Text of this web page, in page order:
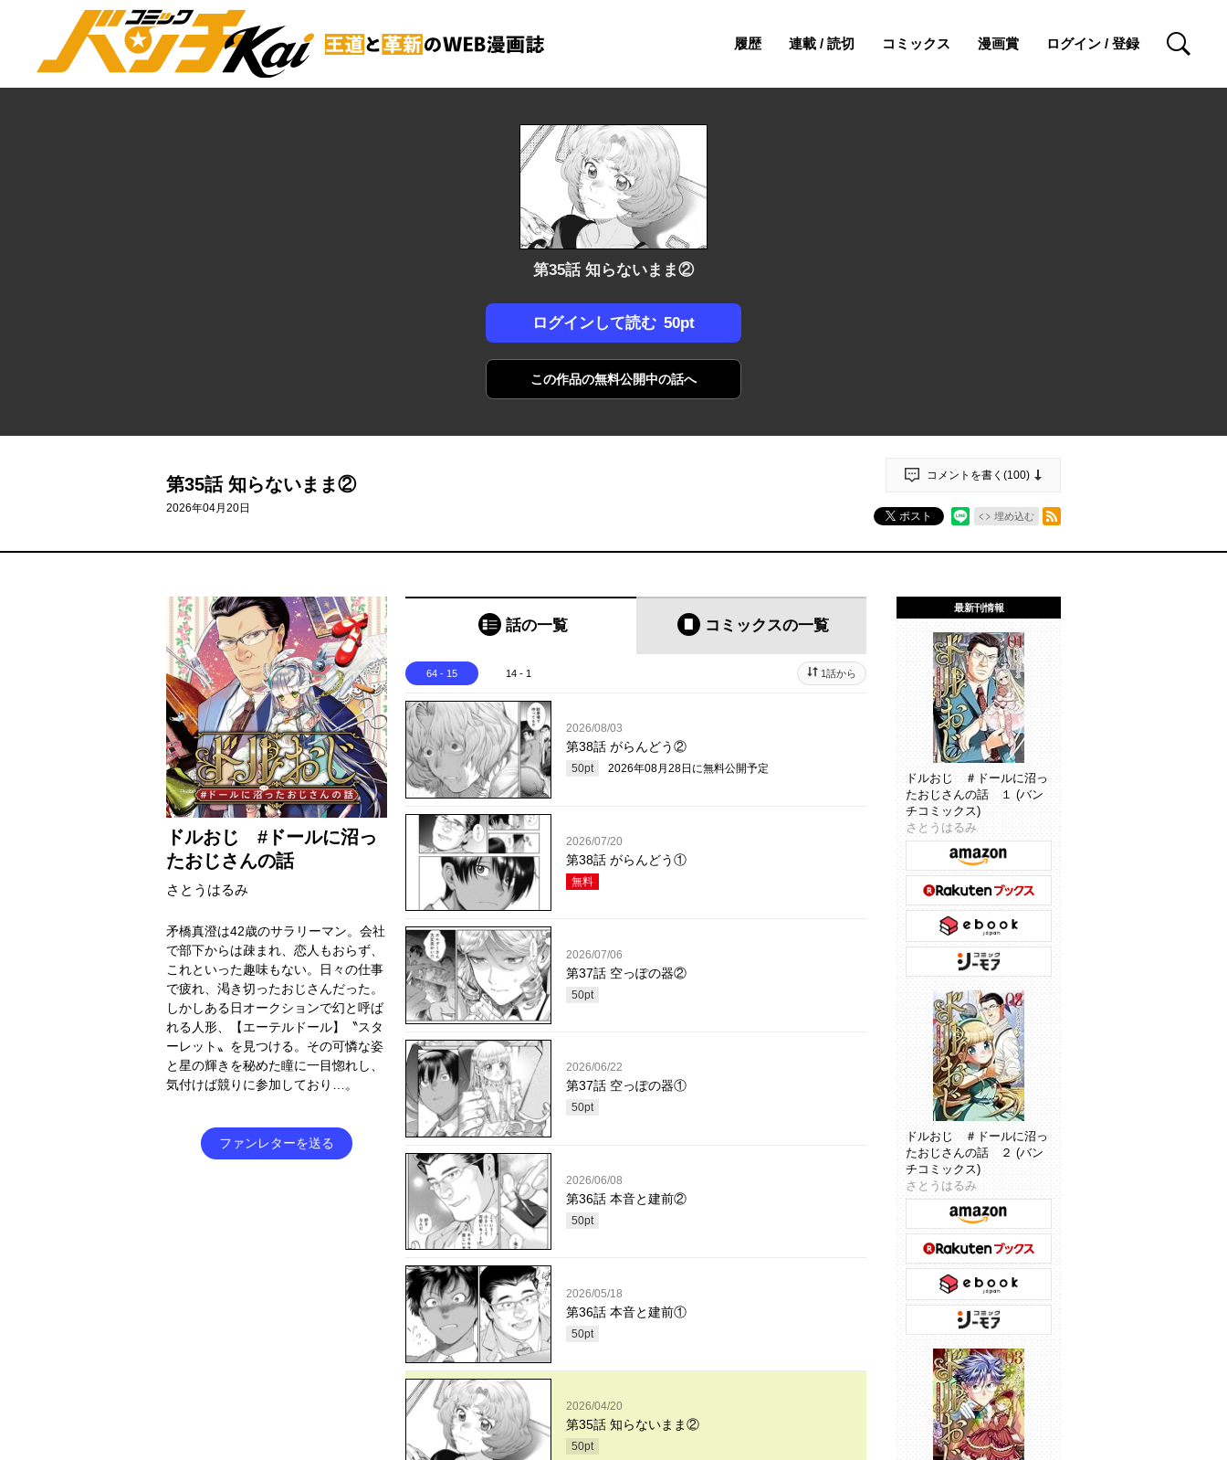
履歴 連載 / 読切 コミックス 漫画賞 ログイン / 登録 検索
第35話 知らないまま②
ログインして読む 50pt
この作品の無料公開中の話へ
第35話 知らないまま②
2026年04月20日
コメントを書く(100)
ポスト 埋め込む
ドルおじ #ドールに沼っ
たおじさんの話
さとうはるみ
矛橋真澄は42歳のサラリーマン。会社
で部下からは疎まれ、恋人もおらず、
これといった趣味もない。日々の仕事
で疲れ、渇き切ったおじさんだった。
しかしある日オークションで幻と呼ば
れる人形、【エーテルドール】〝スタ
ーレット〟を見つける。その可憐な姿
と星の輝きを秘めた瞳に一目惚れし、
気付けば競りに参加しており…。
ファンレターを送る
話の一覧 コミックスの一覧
64 - 15 14 - 1 1話から
2026/08/03
第38話 がらんどう②
50pt 2026年08月28日 に無料公開予定
2026/07/20
第38話 がらんどう①
無料
2026/07/06
第37話 空っぽの器②
50pt
2026/06/22
第37話 空っぽの器①
50pt
2026/06/08
第36話 本音と建前②
50pt
2026/05/18
第36話 本音と建前①
50pt
2026/04/20
第35話 知らないまま②
50pt
最新刊情報
ドルおじ ＃ドールに沼っ
たおじさんの話 １ (バン
チコミックス)
さとうはるみ
ドルおじ ＃ドールに沼っ
たおじさんの話 ２ (バン
チコミックス)
さとうはるみ